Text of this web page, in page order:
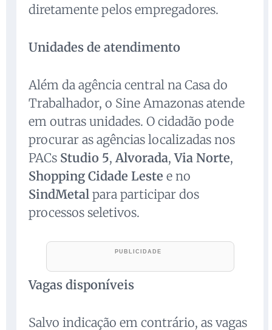
diretamente pelos empregadores.
Unidades de atendimento
Além da agência central na Casa do
Trabalhador, o Sine Amazonas atende
em outras unidades. O cidadão pode
procurar as agências localizadas nos
PACs Studio 5,Alvorada,Via Norte,
Shopping Cidade Leste e no
SindMetal para participar dos
processos seletivos.
Vagas disponíveis
Salvo indicação em contrário, as vagas